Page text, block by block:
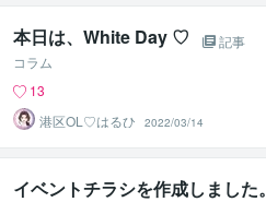
本日は、White Day ♡
記事
コラム
13
港区OL♡はるひ
2022/03/14
イベントチラシを作成しました。